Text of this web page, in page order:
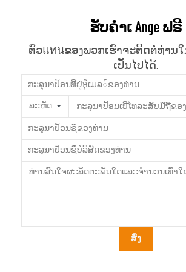
ຮັບຄຳເ Ange ຟຣີ
ຕົວแทนຂອງພວກເຮົາຈະຕິດຕໍ່ທ່ານ
ເປັນໄປໄດ້.
ລະຫັດ
ສົ່ງ